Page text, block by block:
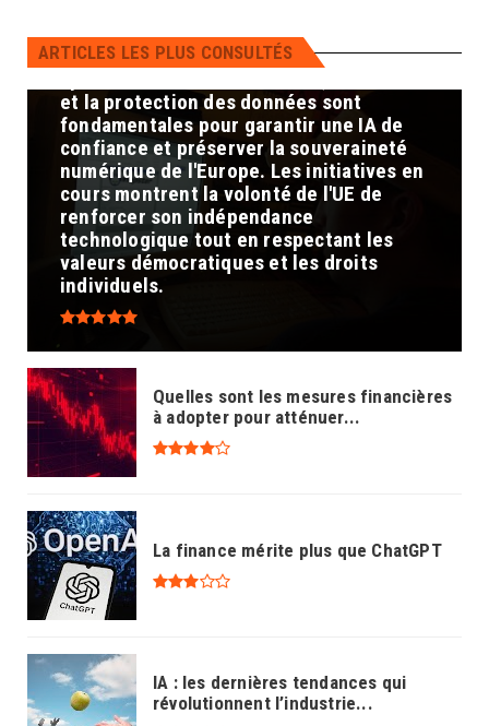
ARTICLES LES PLUS CONSULTÉS
données est crucial pour maintenir la
confiance des citoyens et prévenir les
et la protection des données sont
fondamentales pour garantir une IA de
confiance et préserver la souveraineté
numérique de l'Europe. Les initiatives en
cours montrent la volonté de l'UE de
renforcer son indépendance
technologique tout en respectant les
valeurs démocratiques et les droits
individuels.
Quelles sont les mesures financières
à adopter pour atténuer...
La finance mérite plus que ChatGPT
IA : les dernières tendances qui
révolutionnent l’industrie...